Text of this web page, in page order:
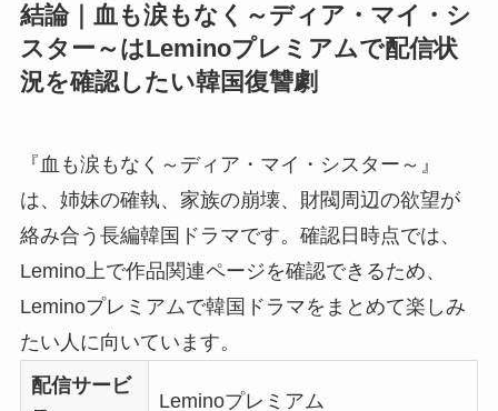
結論｜血も涙もなく～ディア・マイ・シ
スター～はLeminoプレミアムで配信状
況を確認したい韓国復讐劇
『血も涙もなく～ディア・マイ・シスター～』
は、姉妹の確執、家族の崩壊、財閥周辺の欲望が
絡み合う長編韓国ドラマです。確認日時点では、
Lemino上で作品関連ページを確認できるため、
Leminoプレミアムで韓国ドラマをまとめて楽しみ
たい人に向いています。
配信サービ
Leminoプレミアム